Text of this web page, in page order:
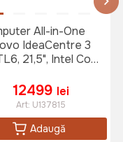
All-in-One
IdeaCentre 3
21,5", Intel Core
SO, Negru
12499 lei
Art: U137815
Adaugă